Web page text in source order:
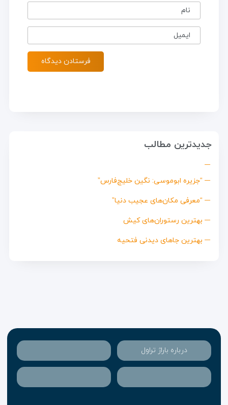
نام
ایمیل
جدیدترین مطالب
“جزیره ابوموسی: نگین خلیج‌فارس”
“معرفی مکان‌های عجیب دنیا”
بهترین رستوران‌های کیش
بهترین جاهای دیدنی فتحیه
درباره باراژ تراول